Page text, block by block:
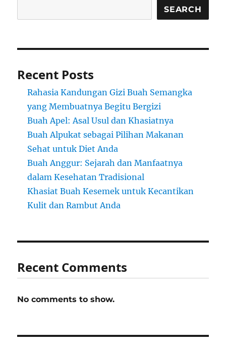
SEARCH
Recent Posts
Rahasia Kandungan Gizi Buah Semangka
yang Membuatnya Begitu Bergizi
Buah Apel: Asal Usul dan Khasiatnya
Buah Alpukat sebagai Pilihan Makanan
Sehat untuk Diet Anda
Buah Anggur: Sejarah dan Manfaatnya
dalam Kesehatan Tradisional
Khasiat Buah Kesemek untuk Kecantikan
Kulit dan Rambut Anda
Recent Comments
No comments to show.